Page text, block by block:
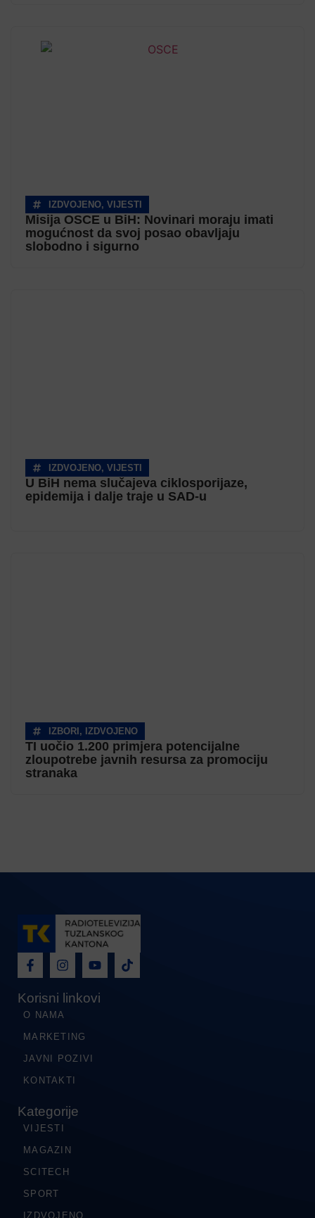
IZDVOJENO, VIJESTI
Misija OSCE u BiH: Novinari moraju imati
mogućnost da svoj posao obavljaju
slobodno i sigurno
IZDVOJENO, VIJESTI
U BiH nema slučajeva ciklosporijaze,
epidemija i dalje traje u SAD-u
IZBORI , IZDVOJENO
TI uočio 1.200 primjera potencijalne
zloupotrebe javnih resursa za promociju
stranaka
Korisni linkovi
O NAMA
MARKETING
JAVNI POZIVI
KONTAKTI
Kategorije
VIJESTI
MAGAZIN
SCITECH
SPORT
IZDVOJENO